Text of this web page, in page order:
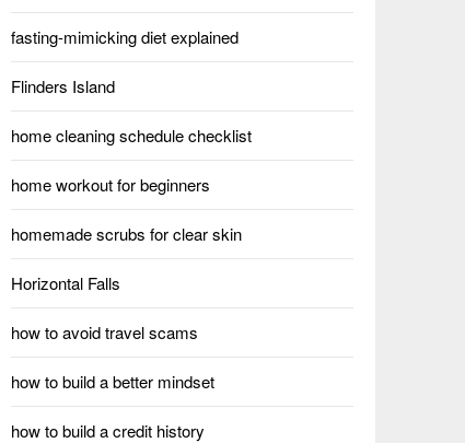
fasting-mimicking diet explained
Flinders Island
home cleaning schedule checklist
home workout for beginners
homemade scrubs for clear skin
Horizontal Falls
how to avoid travel scams
how to build a better mindset
how to build a credit history